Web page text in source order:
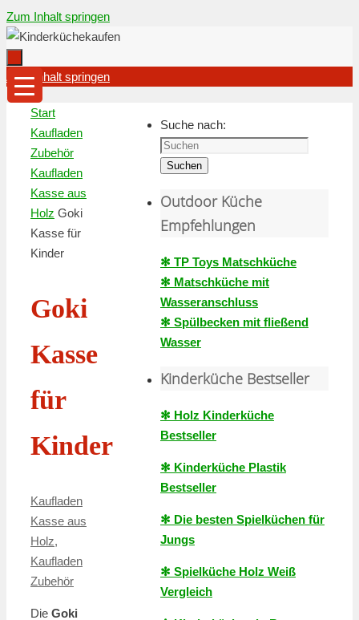
Zum Inhalt springen
Zum Inhalt springen
Start
Kaufladen
Zubehör
Kaufladen
Kasse aus
Holz Goki
Kasse für
Kinder
Goki
Kasse
für
Kinder
Kaufladen
Kasse aus
Holz,
Kaufladen
Zubehör
Die Goki
Suche nach:
Suchen
Outdoor Küche
Empfehlungen
✻ TP Toys Matschküche
✻ Matschküche mit
Wasseranschluss
✻ Spülbecken mit fließend
Wasser
Kinderküche Bestseller
✻ Holz Kinderküche
Bestseller
✻ Kinderküche Plastik
Bestseller
✻ Die besten Spielküchen für
Jungs
✻ Spielküche Holz Weiß
Vergleich